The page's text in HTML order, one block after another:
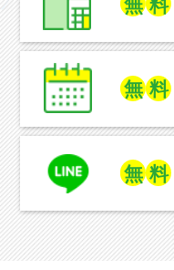
無 料
無 料
無 料